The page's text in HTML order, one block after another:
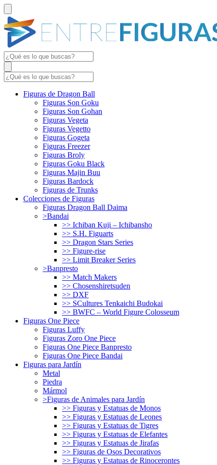
Figuras de Dragon Ball
Figuras Son Goku
Figuras Son Gohan
Figuras Vegeta
Figuras Vegetto
Figuras Gogeta
Figuras Freezer
Figuras Broly
Figuras Goku Black
Figuras Majin Buu
Figuras Bardock
Figuras de Trunks
Colecciones de Figuras
Figuras Dragon Ball Daima
>Bandai
>> Ichiban Kuji – Ichibansho
>> S.H. Figuarts
>> Dragon Stars Series
>> Figure-rise
>> Limit Breaker Series
>Banpresto
>> Match Makers
>> Chosenshiretsuden
>> DXF
>> SCultures Tenkaichi Budokai
>> BWFC – World Figure Colosseum
Figuras One Piece
Figuras Luffy
Figuras Zoro One Piece
Figuras One Piece Banpresto
Figuras One Piece Bandai
Figuras para Jardín
Metal
Piedra
Mármol
>Figuras de Animales para Jardín
>> Figuras y Estatuas de Monos
>> Figuras y Estatuas de Leones
>> Figuras y Estatuas de Tigres
>> Figuras y Estatuas de Elefantes
>> Figuras y Estatuas de Jirafas
>> Figuras de Osos Decorativos
>> Figuras y Estatuas de Rinocerontes